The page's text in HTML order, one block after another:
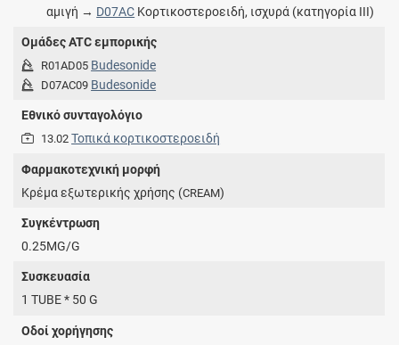
αμιγή → D07AC Κορτικοστεροειδή, ισχυρά (κατηγορία ΙΙΙ)
Ομάδες ATC εμπορικής
R01AD05 Budesonide
D07AC09 Budesonide
Εθνικό συνταγολόγιο
13.02 Τοπικά κορτικοστεροειδή
Φαρμακοτεχνική μορφή
Kρέμα εξωτερικής χρήσης (CREAM)
Συγκέντρωση
0.25MG/G
Συσκευασία
1 TUBE * 50 G
Οδοί χορήγησης